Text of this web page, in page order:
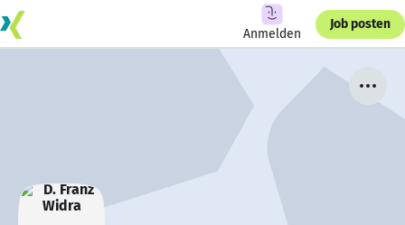
Anmelden
Job posten